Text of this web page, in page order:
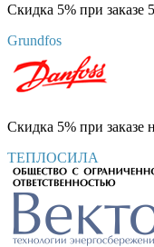
Скидка 5% при заказе
Grundfos
Скидка 5% при заказе
ТЕПЛОСИЛА